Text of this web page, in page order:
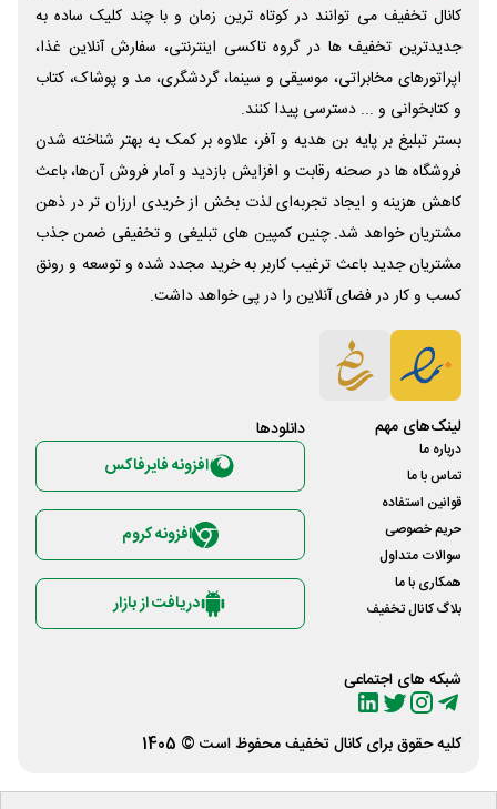
کانال تخفیف می توانند در کوتاه ترین زمان و با چند کلیک ساده به
جدیدترین تخفیف ها در گروه تاکسی اینترنتی، سفارش آنلاین غذا،
اپراتورهای مخابراتی، موسیقی و سینما، گردشگری، مد و پوشاک، کتاب
و کتابخوانی و ... دسترسی پیدا کنند.
بستر تبلیغ بر پایه بن هدیه و آفر، علاوه بر کمک به بهتر شناخته شدن
فروشگاه ها در صحنه رقابت و افزایش بازدید و آمار فروش آن‌ها، باعث
کاهش هزینه و ایجاد تجربه‌ای لذت بخش از خریدی ارزان تر در ذهن
مشتریان خواهد شد. چنین کمپین های تبلیغی و تخفیفی ضمن جذب
مشتریان جدید باعث ترغیب کاربر به خرید مجدد شده و توسعه و رونق
کسب و کار در فضای آنلاین را در پی خواهد داشت.
لینک‌های مهم
درباره ما
تماس با ما
قوانین استفاده
حریم خصوصی
سوالات متداول
همکاری با ما
بلاگ کانال تخفیف
شبکه های اجتماعی
دانلود‌ها
افزونه فایرفاکس
افزونه کروم
دریافت از بازار
کلیه حقوق برای کانال تخفیفمحفوظ است © 1405